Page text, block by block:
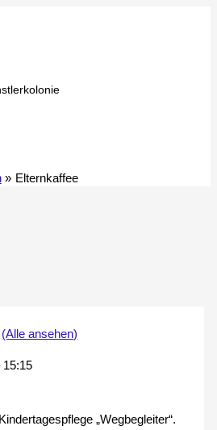
Elternkaffee
(Alle ansehen)
15:15
„Wegbegleiter“.